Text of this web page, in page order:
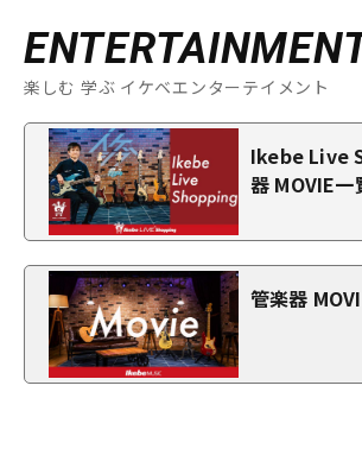
楽しむ 学ぶ イケベエンターテイメント
Ikebe Live
器 MOVIE一
管楽器